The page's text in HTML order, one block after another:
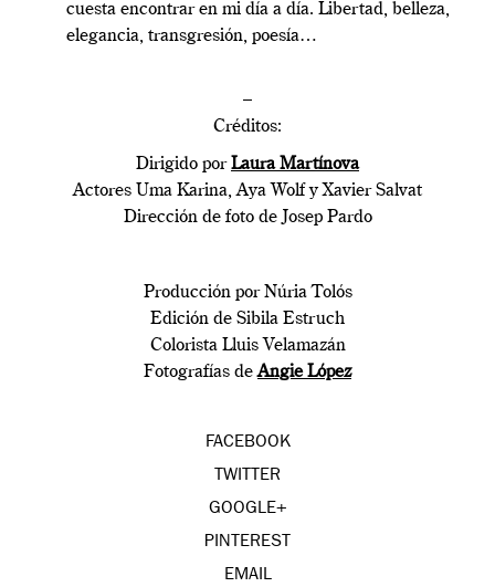
cuesta encontrar en mi día a día. Libertad, belleza,
elegancia, transgresión, poesía…
–
Créditos:
Dirigido porLaura Martínova
Actores Uma Karina, Aya Wolf y Xavier Salvat
Dirección de foto de Josep Pardo
Producción por Núria Tolós
Edición de Sibila Estruch
Colorista Lluis Velamazán
Fotografías deAngie López
FACEBOOK
TWITTER
GOOGLE+
PINTEREST
EMAIL